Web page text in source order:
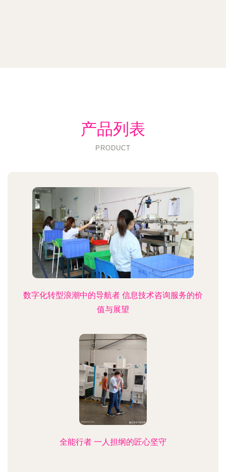
产品列表
PRODUCT
数字化转型浪潮中的导航者 信息技术咨询服务的价
值与展望
全能行者 一人担纲的匠心坚守